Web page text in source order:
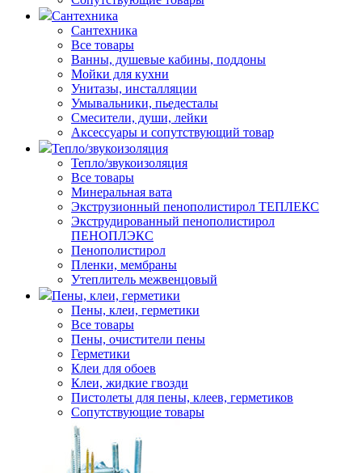
Сантехника
Сантехника
Все товары
Ванны, душевые кабины, поддоны
Мойки для кухни
Унитазы, инсталляции
Умывальники, пьедесталы
Смесители, души, лейки
Аксессуары и сопутствующий товар
Тепло/звукоизоляция
Тепло/звукоизоляция
Все товары
Минеральная вата
Экструзионный пенополистирол ТЕПЛЕКС
Экструдированный пенополистирол
ПЕНОПЛЭКС
Пенополистирол
Пленки, мембраны
Утеплитель межвенцовый
Пены, клеи, герметики
Пены, клеи, герметики
Все товары
Пены, очистители пены
Герметики
Клеи для обоев
Клеи, жидкие гвозди
Пистолеты для пены, клеев, герметиков
Сопутствующие товары